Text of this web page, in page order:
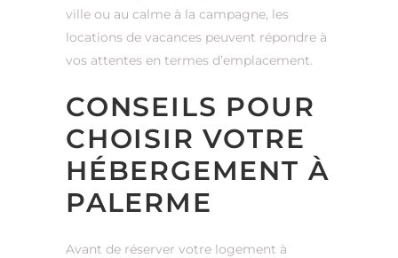
ville ou au calme à la campagne, les
locations de vacances peuvent répondre à
vos attentes en termes d’emplacement.
CONSEILS POUR
CHOISIR VOTRE
HÉBERGEMENT À
PALERME
Avant de réserver votre logement à